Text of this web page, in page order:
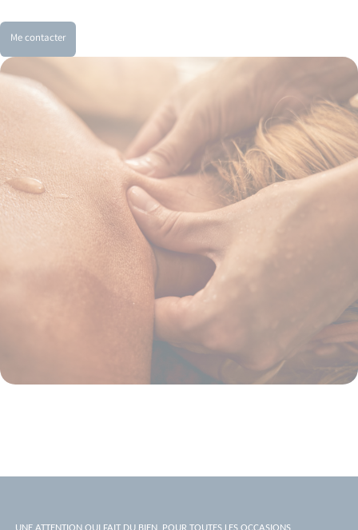
Me contacter
UNE ATTENTION QUI FAIT DU BIEN, POUR TOUTES LES OCCASIONS